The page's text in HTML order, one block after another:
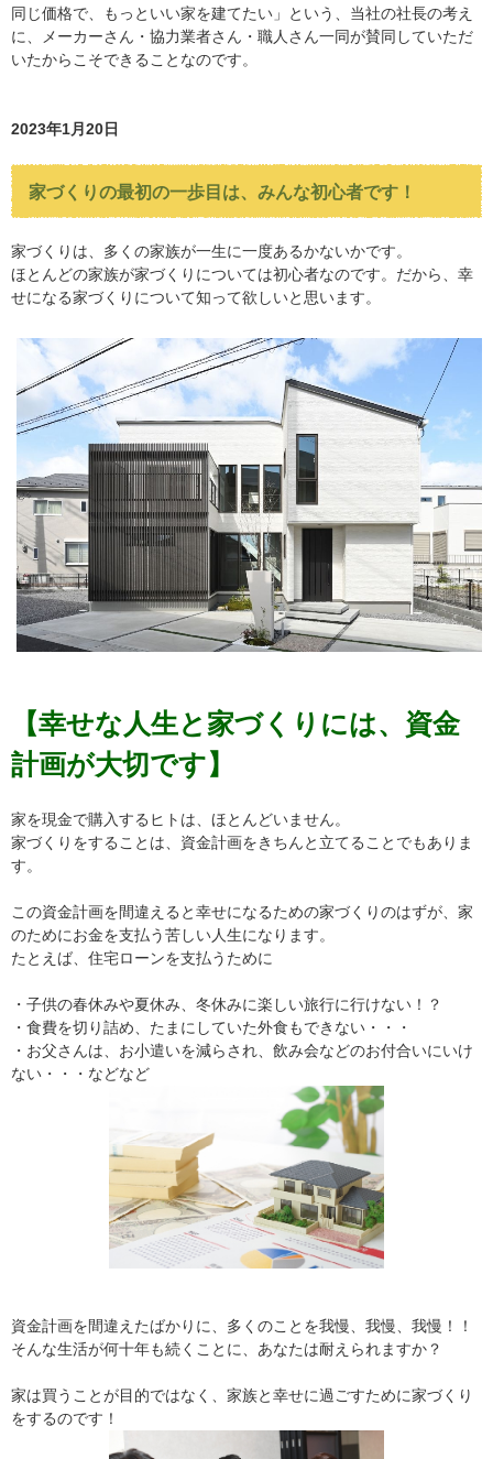
同じ価格で、もっといい家を建てたい」という、当社の社長の考え
に、メーカーさん・協力業者さん・職人さん一同が賛同していただ
いたからこそできることなのです。
2023年1月20日
家づくりの最初の一歩目は、みんな初心者です！
家づくりは、多くの家族が一生に一度あるかないかです。
ほとんどの家族が家づくりについては初心者なのです。だから、幸
せになる家づくりについて知って欲しいと思います。
【幸せな人生と家づくりには、資金
計画が大切です】
家を現金で購入するヒトは、ほとんどいません。
家づくりをすることは、資金計画をきちんと立てることでもありま
す。
この資金計画を間違えると幸せになるための家づくりのはずが、家
のためにお金を支払う苦しい人生になります。
たとえば、住宅ローンを支払うために
・子供の春休みや夏休み、冬休みに楽しい旅行に行けない！？
・食費を切り詰め、たまにしていた外食もできない・・・
・お父さんは、お小遣いを減らされ、飲み会などのお付合いにいけ
ない・・・などなど
資金計画を間違えたばかりに、多くのことを我慢、我慢、我慢！！
そんな生活が何十年も続くことに、あなたは耐えられますか？
家は買うことが目的ではなく、家族と幸せに過ごすために家づくり
をするのです！